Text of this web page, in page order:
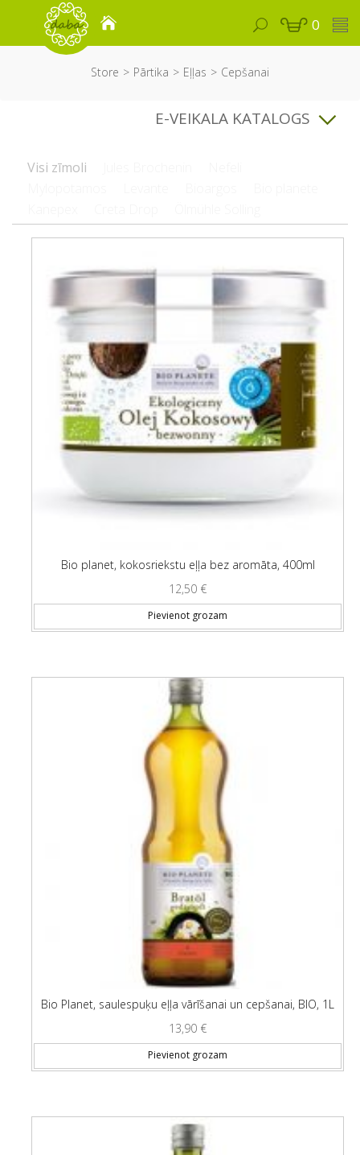
0
Store Pārtika Eļļas Cepšanai
E-VEIKALA KATALOGS
Visi zīmoli
Bio planet, kokosriekstu eļļa bez aromāta, 400ml
12,50 €
Pievienot grozam
Bio Planet, saulespuķu eļļa vārīšanai un cepšanai, BIO, 1L
13,90 €
Pievienot grozam